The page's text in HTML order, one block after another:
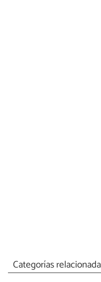
Categorías